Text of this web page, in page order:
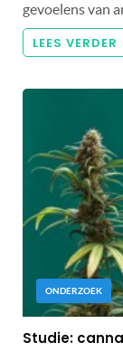
gevoelens van
LEES VERDER
ONDERZOEK
Studie: